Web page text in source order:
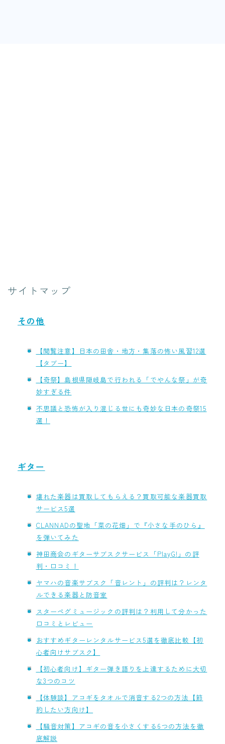
サイトマップ
その他
【閲覧注意】日本の田舎・地方・集落の怖い風習12選
【タブー】
【奇祭】島根県隠岐島で行われる「でやんな祭」が奇
妙すぎる件
不思議と恐怖が入り混じる世にも奇妙な日本の奇祭15
選！
ギター
壊れた楽器は買取してもらえる？買取可能な楽器買取
サービス5選
CLANNADの聖地「菜の花畑」で『小さな手のひら』
を弾いてみた
神田商会のギターサブスクサービス「PlayG!」の評
判・口コミ！
ヤマハの音楽サブスク「音レント」の評判は？レンタ
ルできる楽器と防音室
スターペグミュージックの評判は？利用して分かった
口コミとレビュー
おすすめギターレンタルサービス5選を徹底比較【初
心者向けサブスク】
【初心者向け】ギター弾き語りを上達するために大切
な3つのコツ
【体験談】アコギをタオルで消音する2つの方法【節
約したい方向け】
【騒音対策】アコギの音を小さくする6つの方法を徹
底解説